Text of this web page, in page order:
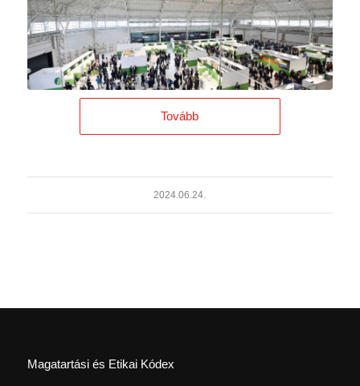
Tovább
2024.06.24.
Magatartási és Etikai Kódex